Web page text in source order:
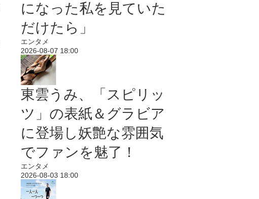
になった私を見ていた
だけたら」
エンタメ
2026-08-07 18:00
東雲うみ、「スピリッ
ツ」の表紙＆グラビア
に登場し妖艶な雰囲気
でファンを魅了！
エンタメ
2026-08-03 18:00